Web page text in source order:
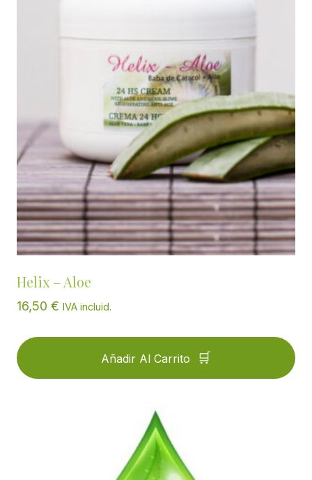
Helix – Aloe
16,50 € IVA incluid.
Añadir Al Carrito